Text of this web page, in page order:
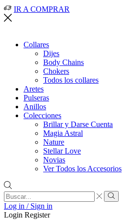
IR A COMPRAR
Collares
Dijes
Body Chains
Chokers
Todos los collares
Aretes
Pulseras
Anillos
Colecciones
Brillar y Darse Cuenta
Magia Astral
Nature
Stellar Love
Novias
Ver Todos los Accesorios
Search
input
Search
Log in / Sign in
Login Register